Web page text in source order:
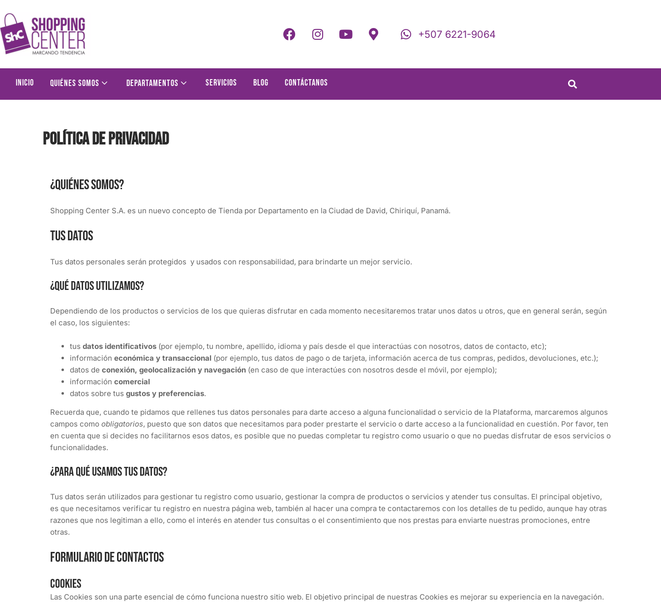
+507 6221-9064
Inicio Quiénes somos Departamentos Servicios Blog Contáctanos
Política de Privacidad
¿Quiénes somos?
Shopping Center S.A. es un nuevo concepto de Tienda por Departamento en la Ciudad de David, Chiriquí, Panamá.
Tus datos
Tus datos personales serán protegidos y usados con responsabilidad, para brindarte un mejor servicio.
¿Qué datos utilizamos?
Dependiendo de los productos o servicios de los que quieras disfrutar en cada momento necesitaremos tratar unos datos u otros, que en general serán, según
el caso, los siguientes:
tus datos identificativos (por ejemplo, tu nombre, apellido, idioma y país desde el que interactúas con nosotros, datos de contacto, etc);
información económica y transaccional (por ejemplo, tus datos de pago o de tarjeta, información acerca de tus compras, pedidos, devoluciones, etc.);
datos de conexión, geolocalización y navegación (en caso de que interactúes con nosotros desde el móvil, por ejemplo);
información comercial
datos sobre tus gustos y preferencias.
Recuerda que, cuando te pidamos que rellenes tus datos personales para darte acceso a alguna funcionalidad o servicio de la Plataforma, marcaremos algunos
campos como obligatorios, puesto que son datos que necesitamos para poder prestarte el servicio o darte acceso a la funcionalidad en cuestión. Por favor, ten
en cuenta que si decides no facilitarnos esos datos, es posible que no puedas completar tu registro como usuario o que no puedas disfrutar de esos servicios o
funcionalidades.
¿Para qué usamos tus datos?
Tus datos serán utilizados para gestionar tu registro como usuario, gestionar la compra de productos o servicios y atender tus consultas. El principal objetivo,
es que necesitamos verificar tu registro en nuestra página web, también al hacer una compra te contactaremos con los detalles de tu pedido, aunque hay otras
razones que nos legitiman a ello, como el interés en atender tus consultas o el consentimiento que nos prestas para enviarte nuestras promociones, entre
otras.
Formulario de contactos
Cookies
Las Cookies son una parte esencial de cómo funciona nuestro sitio web. El objetivo principal de nuestras Cookies es mejorar su experiencia en la navegación.